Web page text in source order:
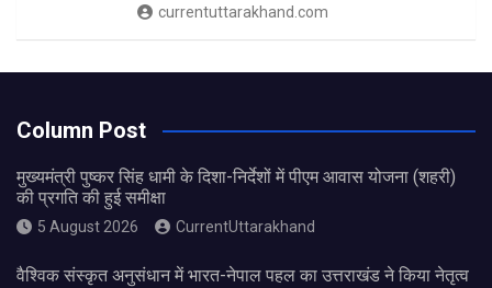
currentuttarakhand.com
Column Post
मुख्यमंत्री पुष्कर सिंह धामी के दिशा-निर्देशों में पीएम आवास योजना (शहरी)
की प्रगति की हुई समीक्षा
5 August 2026 CurrentUttarakhand
वैश्विक संस्कृत अनुसंधान में भारत-नेपाल पहल का उत्तराखंड ने किया नेतृत्व